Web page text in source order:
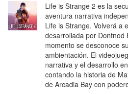
Life is Strange 2 es la
aventura narrativa
Life is Strange. Volverá a
desarrollada por
momento se desconoce
ambientación. El
narrativa y el desarrollo
contando la historia de
de Arcadia Bay con